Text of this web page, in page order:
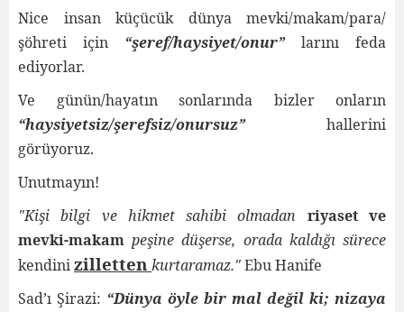
Nice insan küçücük dünya mevki/makam/para/
şöhreti için “şeref/haysiyet/onur”larını feda
ediyorlar.
Ve günün/hayatın sonlarında bizler onların
“haysiyetsiz/şerefsiz/onursuz”hallerini
görüyoruz.
Unutmayın!
"Kişi bilgi ve hikmet sahibi olmadan riyaset ve
mevki-makam peşine düşerse, orada kaldığı sürece
kendinizilletten kurtaramaz."Ebu Hanife
Sad’ı Şirazi: “Dünya öyle bir mal değil ki; nizaya